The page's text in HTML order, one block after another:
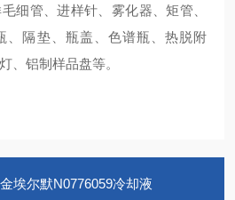
细管、进样针、雾化器、矩管、
、隔垫、瓶盖、色谱瓶、热脱附
、铝制样品盘等。
埃尔默N0776059冷却液